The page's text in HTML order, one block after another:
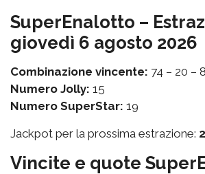
SuperEnalotto –
giovedì 6 agosto 2026
Combinazione vincente: 74 – 20 –
Numero Jolly: 15
Numero SuperStar: 19
Jackpot per la prossima estrazione:
Vincite e quote